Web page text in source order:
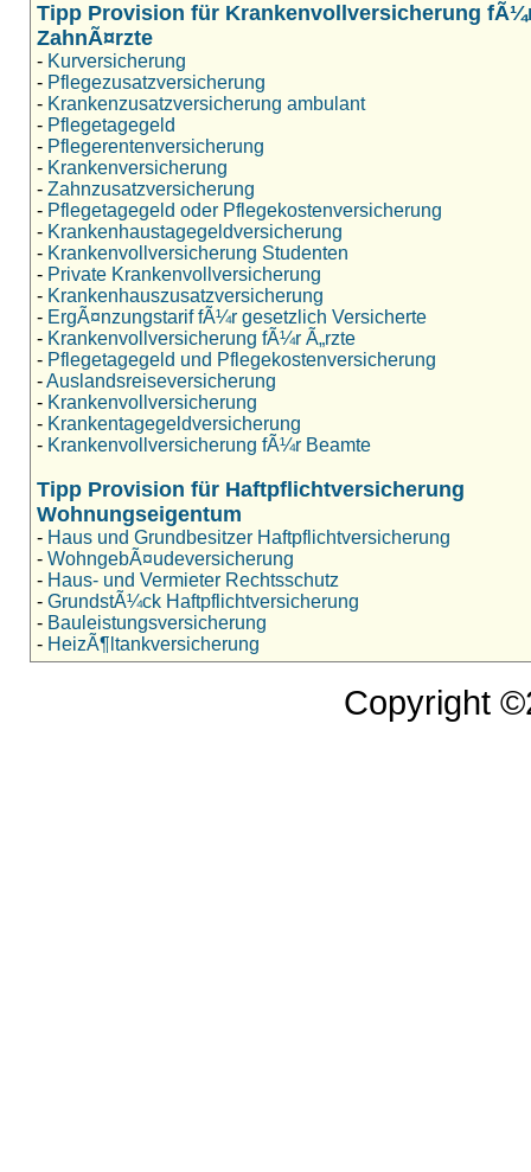
Tipp Provision für Krankenvollversicherung
ZahnÃ¤rzte
- Kurversicherung
- Pflegezusatzversicherung
- Krankenzusatzversicherung ambulant
- Pflegetagegeld
- Pflegerentenversicherung
- Krankenversicherung
- Zahnzusatzversicherung
- Pflegetagegeld oder Pflegekostenversicherung
- Krankenhaustagegeldversicherung
- Krankenvollversicherung Studenten
- Private Krankenvollversicherung
- Krankenhauszusatzversicherung
- ErgÃ¤nzungstarif fÃ¼r gesetzlich Versicherte
- Krankenvollversicherung fÃ¼r Ã„rzte
- Pflegetagegeld und Pflegekostenversicherung
-Auslandsreiseversicherung
- Krankenvollversicherung
- Krankentagegeldversicherung
- Krankenvollversicherung fÃ¼r Beamte
Tipp Provision für Haftpflichtversicherung
Wohnungseigentum
- Haus und Grundbesitzer Haftpflichtversicherung
- WohngebÃ¤udeversicherung
- Haus- und Vermieter Rechtsschutz
- GrundstÃ¼ck Haftpflichtversicherung
- Bauleistungsversicherung
- HeizÃ¶ltankversicherung
Copyright